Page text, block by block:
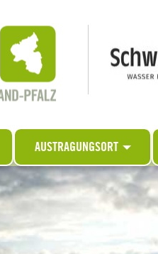
AUSTRAGUNGSORT